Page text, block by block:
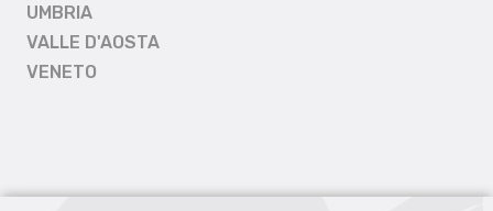
UMBRIA
VALLE D'AOSTA
VENETO